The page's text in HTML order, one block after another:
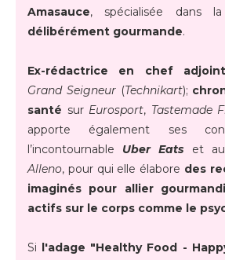
Amasauce, spécialisée dans
délibérément gourmande.
Ex-rédactrice en chef
Grand Seigneur(Technikart);
santé sur Eurosport, Tastemade
apporte également ses
l’incontournable Uber Eats et
Alleno, pour qui elle élabore des
imaginés pour allier
actifs sur le corps comme le
Si l'adage "Healthy Food -